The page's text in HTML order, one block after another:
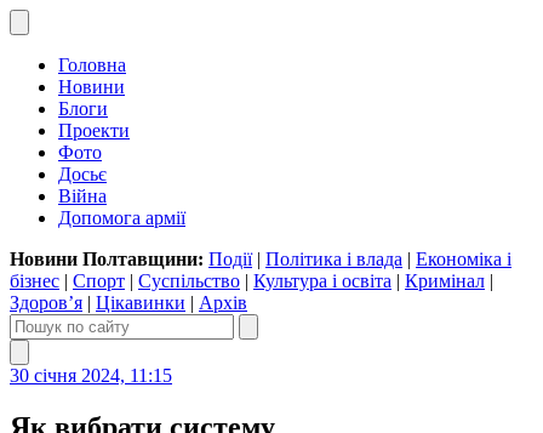
Головна
Новини
Блоги
Проекти
Фото
Досьє
Війна
Допомога армії
Новини Полтавщини: Події| Політика і влада | Економіка і
бізнес | Спорт | Суспільство | Культура і освіта | Кримінал |
Здоров’я | Цікавинки | Архів
30 січня 2024, 11:15